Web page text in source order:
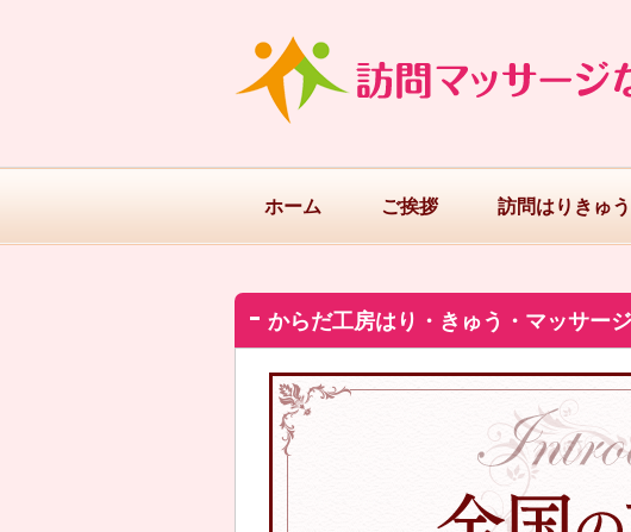
ホーム ご挨拶 訪問はりきゅ
からだ工房はり・きゅう・マッサー